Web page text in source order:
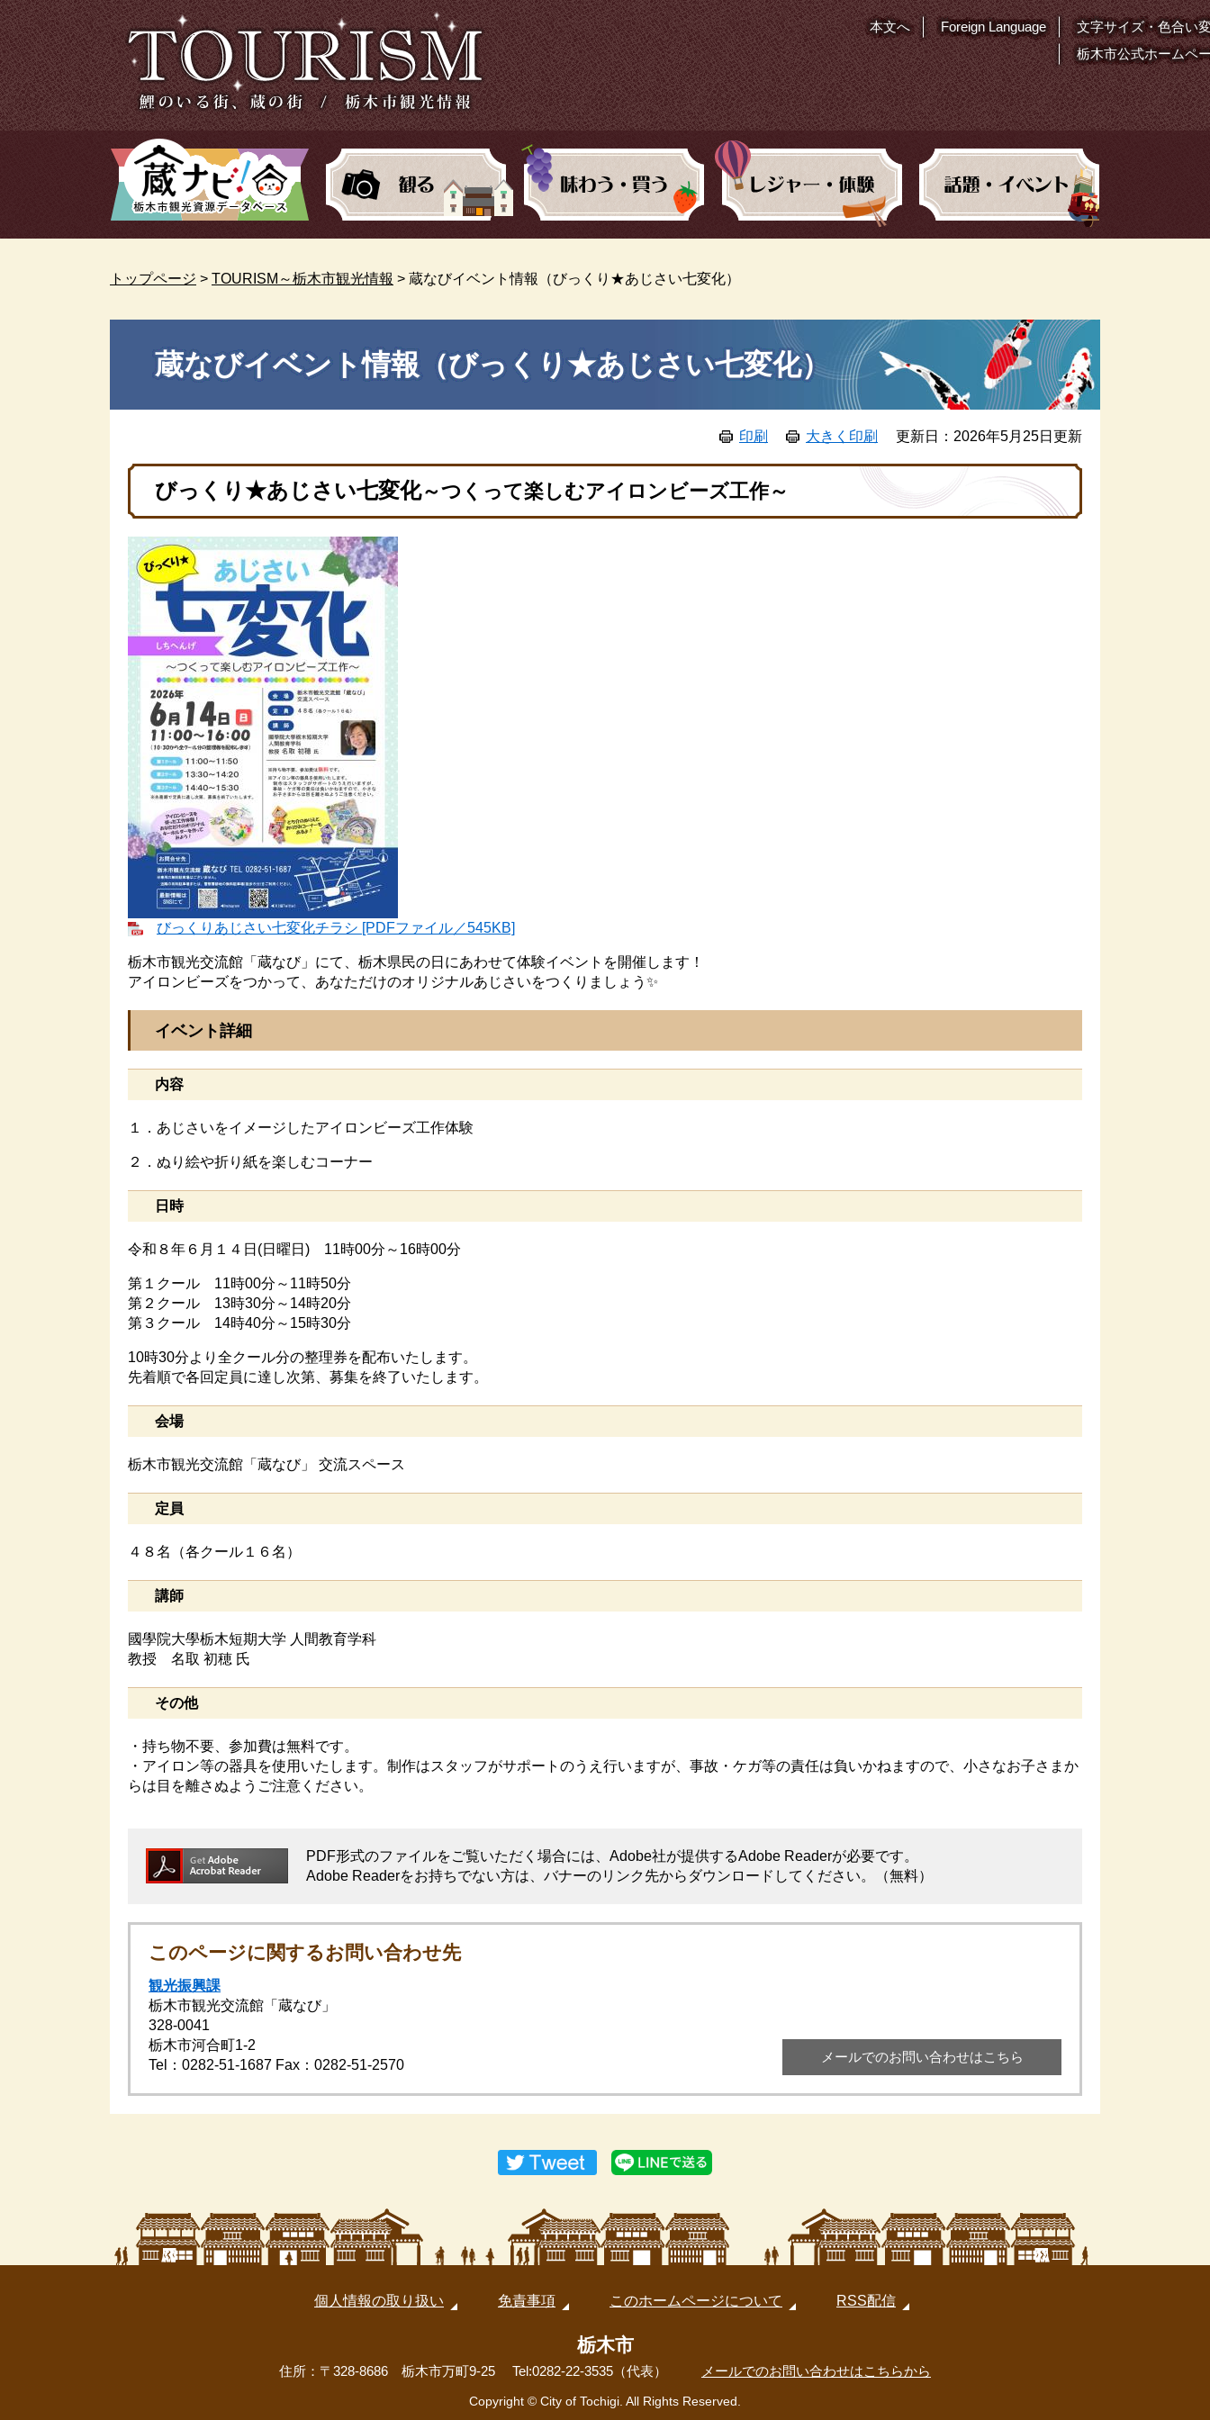
ペ
ー
ジ
の
先
頭
で
メ
ニ
ュ
ー
を
飛
ば
本文へ Foreign Language
文字サイズ・色合い
栃木市公式ホームペ
トップページ > TOURISM～栃木市観光情報 > 蔵なびイベント情報（びっくり★あじさい七変化）
蔵なびイベント情報（びっくり★あじさい七変化）
印刷 大きく印刷 更新日：2026年5月25日更新
びっくり★あじさい七変化～つくって楽しむアイロンビーズ工作～
びっくりあじさい七変化チラシ [PDFファイル／545KB]
栃木市観光交流館「蔵なび」にて、栃木県民の日にあわせて体験イベントを開催します！
アイロンビーズをつかって、あなただけのオリジナルあじさいをつくりましょう✨
イベント詳細
内容
１．あじさいをイメージしたアイロンビーズ工作体験
２．ぬり絵や折り紙を楽しむコーナー
日時
令和８年６月１４日(日曜日) 11時00分～16時00分
第１クール 11時00分～11時50分
第２クール 13時30分～14時20分
第３クール 14時40分～15時30分
10時30分より全クール分の整理券を配布いたします。
先着順で各回定員に達し次第、募集を終了いたします。
会場
栃木市観光交流館「蔵なび」 交流スペース
定員
４８名（各クール１６名）
講師
國學院大學栃木短期大学 人間教育学科
教授 名取 初穂 氏
その他
・持ち物不要、参加費は無料です。
・アイロン等の器具を使用いたします。制作はスタッフがサポートのうえ行いますが、事故・ケガ等の責任は負いかねますので、小さなお子さまか
らは目を離さぬようご注意ください。
PDF形式のファイルをご覧いただく場合には、Adobe社が提供するAdobe Readerが必要です。
Adobe Readerをお持ちでない方は、バナーのリンク先からダウンロードしてください。（無料）
このページに関するお問い合わせ先
観光振興課
栃木市観光交流館「蔵なび」
328-0041
栃木市河合町1-2
Tel：0282-51-1687 Fax：0282-51-2570
メールでのお問い合わせはこちら
個人情報の取り扱い 免責事項 このホームページについて RSS配信
栃木市
住所：〒328-8686 栃木市万町9-25 Tel:0282-22-3535（代表） メールでのお問い合わせはこちらから
Copyright © City of Tochigi. All Rights Reserved.